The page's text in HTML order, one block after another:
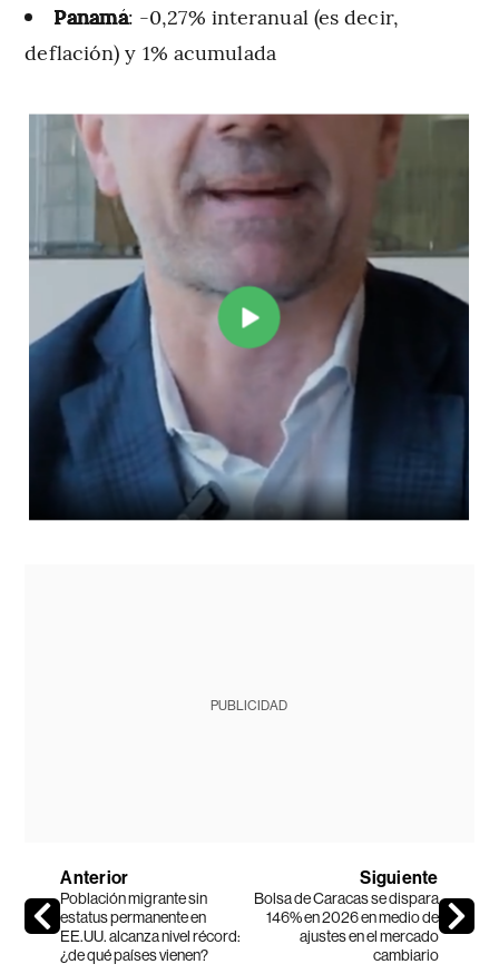
Panamá: -0,27% interanual (es decir,
deflación) y 1% acumulada
PUBLICIDAD
Anterior
Población migrante sin
estatus permanente en
EE.UU. alcanza nivel récord:
¿de qué países vienen?
Siguiente
Bolsa de Caracas se dispara
146% en 2026 en medio de
ajustes en el mercado
cambiario